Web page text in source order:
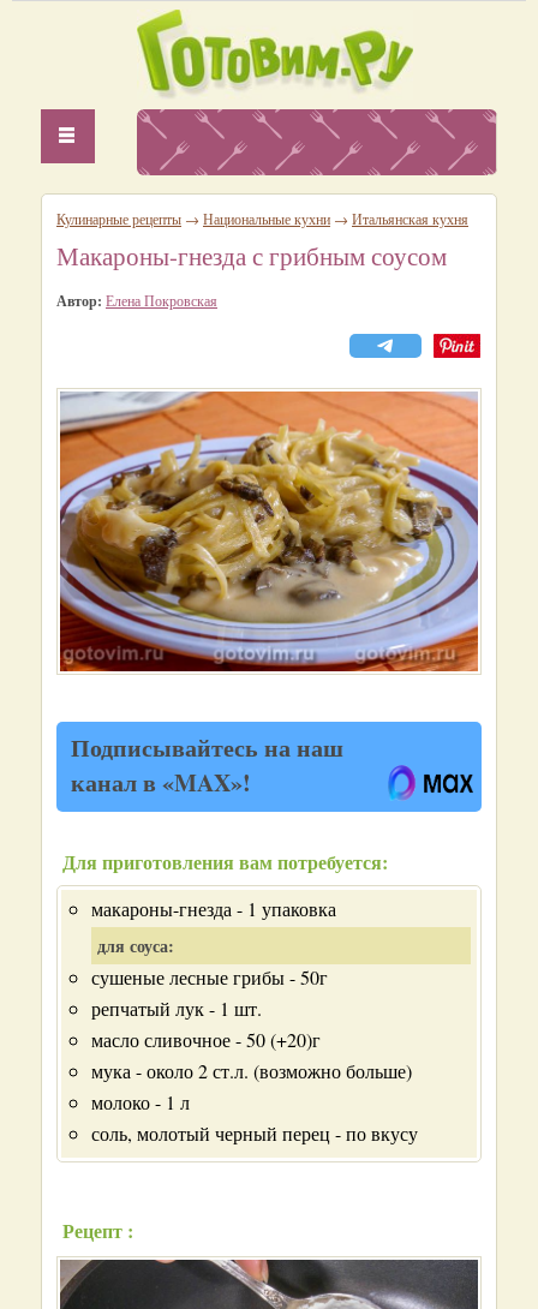
Кулинарные рецепты → Национальные кухни → Итальянская кухня
Макароны-гнезда с грибным соусом
Автор: Елена Покровская
Подписывайтесь на наш
канал в «MAX»!
Для приготовления вам потребуется:
макароны-гнезда - 1 упаковка
для соуса:
сушеные лесные грибы - 50г
репчатый лук - 1 шт.
масло сливочное - 50 (+20)г
мука - около 2 ст.л. (возможно больше)
молоко - 1 л
соль, молотый черный перец - по вкусу
Рецепт :